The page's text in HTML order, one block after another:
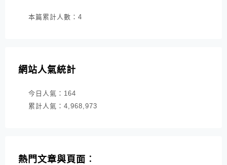
本篇累計人數： 4
網站人氣統計
今日人氣： 164
累計人氣： 4,968,973
熱門文章與頁面︰